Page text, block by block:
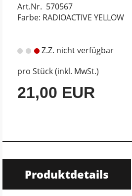
Art.Nr. 570567
Farbe: RADIOACTIVE YELLOW
Z.Z. nicht verfügbar
pro Stück (inkl. MwSt.)
21,00 EUR
Produktdetails